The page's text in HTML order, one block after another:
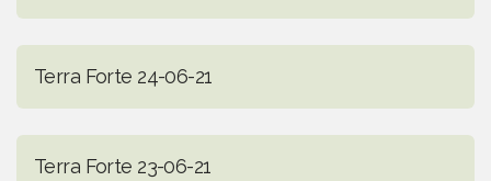
Terra Forte 24-06-21
Terra Forte 23-06-21